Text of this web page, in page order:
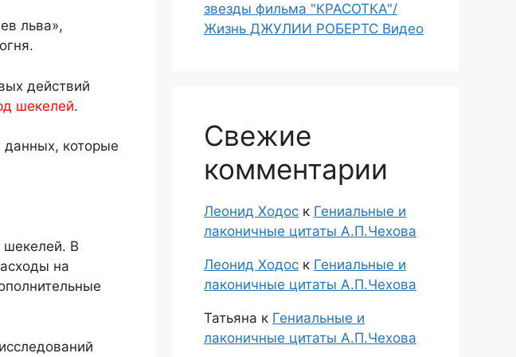
льва»,
действий
шекелей.
данных, которые
шекелей. В
на
звезды фильма "КРАСОТКА"/
Жизнь ДЖУЛИИ РОБЕРТС Видео
Свежие
комментарии
Леонид Ходос к Гениальные и
лаконичные цитаты А.П.Чехова
Леонид Ходос к Гениальные и
лаконичные цитаты А.П.Чехова
Татьяна к Гениальные и
лаконичные цитаты А.П.Чехова